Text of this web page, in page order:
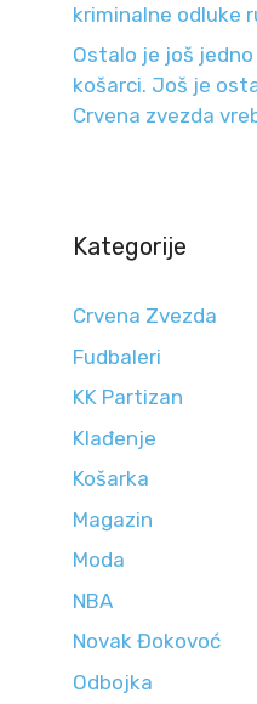
kriminalne odluke
Ostalo je još jedno
košarci. Još je
Crvena zvezda
Kategorije
Crvena Zvezda
Fudbaleri
KK Partizan
Klađenje
Košarka
Magazin
Moda
NBA
Novak Đokovoć
Odbojka